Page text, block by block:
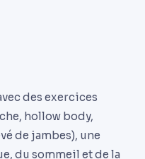
des exercices
hollow body,
de jambes), une
du sommeil et de la